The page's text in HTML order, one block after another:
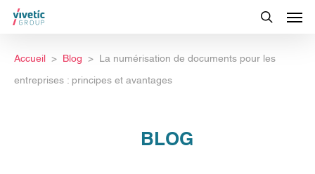
Accueil Blog
La numérisation de documents pour les
entreprises : principes et avantages
BLOG